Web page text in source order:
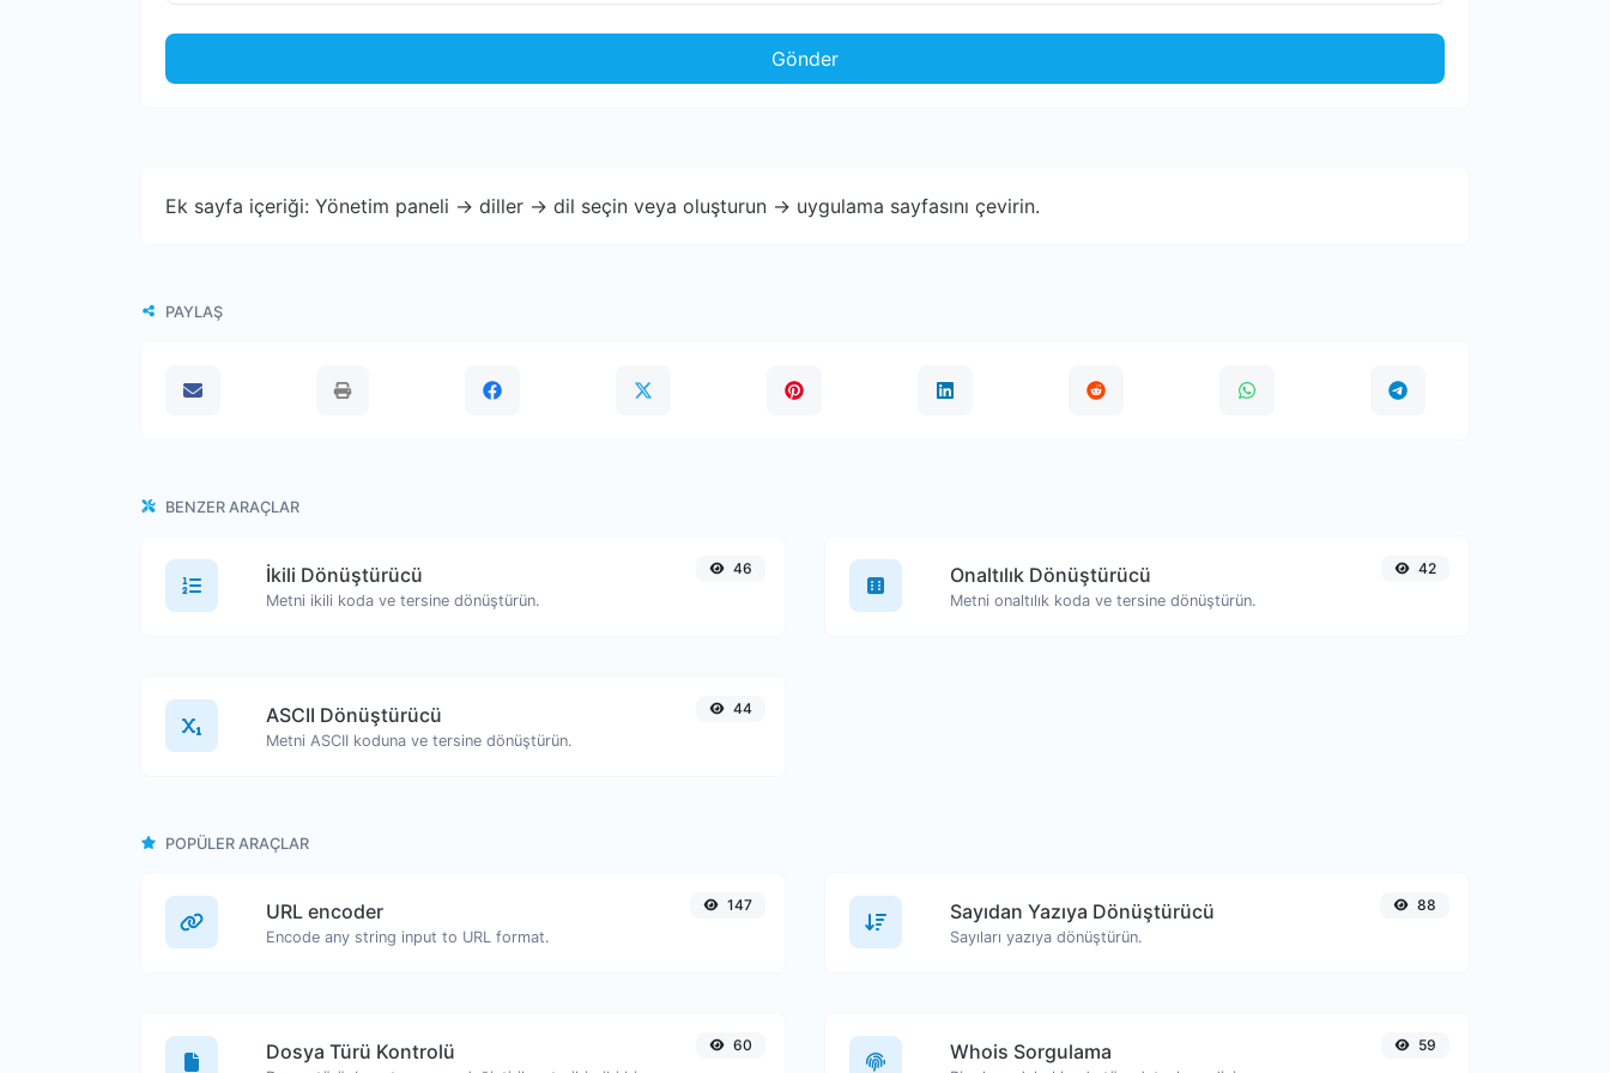
Gönder
Ek sayfa içeriği: Yönetim paneli -> diller -> dil seçin veya oluşturun -> uygulama sayfasını çevirin.
PAYLAŞ
BENZER ARAÇLAR
İkili Dönüştürücü
Metni ikili koda ve tersine dönüştürün.
46 Onaltılık Dönüştürücü
Metni onaltılık koda ve tersine dönüştürün.
42
ASCII Dönüştürücü
Metni ASCII koduna ve tersine dönüştürün.
44
POPÜLER ARAÇLAR
URL encoder
Encode any string input to URL format.
147 Sayıdan Yazıya Dönüştürücü
Sayıları yazıya dönüştürün.
88
Dosya Türü Kontrolü 60 Whois Sorgulama 59